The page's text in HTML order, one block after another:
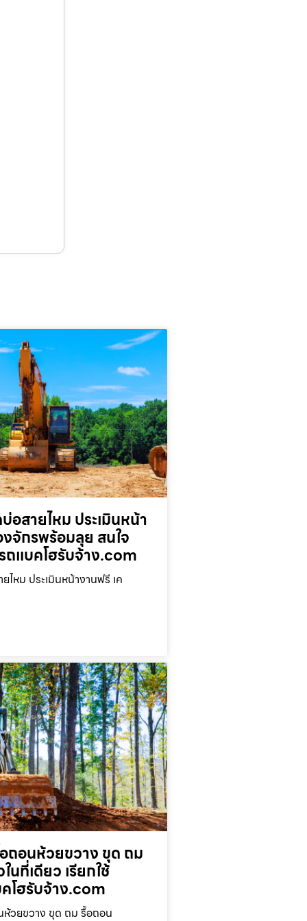
อสายไหม ประเมินหน้า
จักรพร้อมลุย สนใจ
แบคโฮรับจ้าง.com
ไหม ประเมินหน้างานฟรี เค
ถอนห้วยขวาง ขุด ถม
นที่เดียว เรียกใช้
โฮรับจ้าง.com
ห้วยขวาง ขุด ถม รื้อถอน